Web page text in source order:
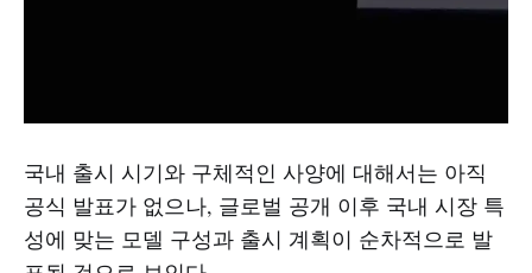
국내 출시 시기와 구체적인 사양에 대해서는 아직
공식 발표가 없으나, 글로벌 공개 이후 국내 시장 특
성에 맞는 모델 구성과 출시 계획이 순차적으로 발